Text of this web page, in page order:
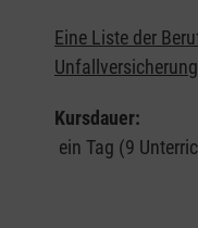
Eine Liste der
Kursdauer:
ein Tag (9